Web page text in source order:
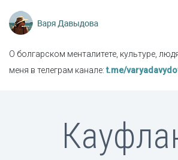
О болгарском менталитете, культуре,
меня в телеграм канале:t.me/